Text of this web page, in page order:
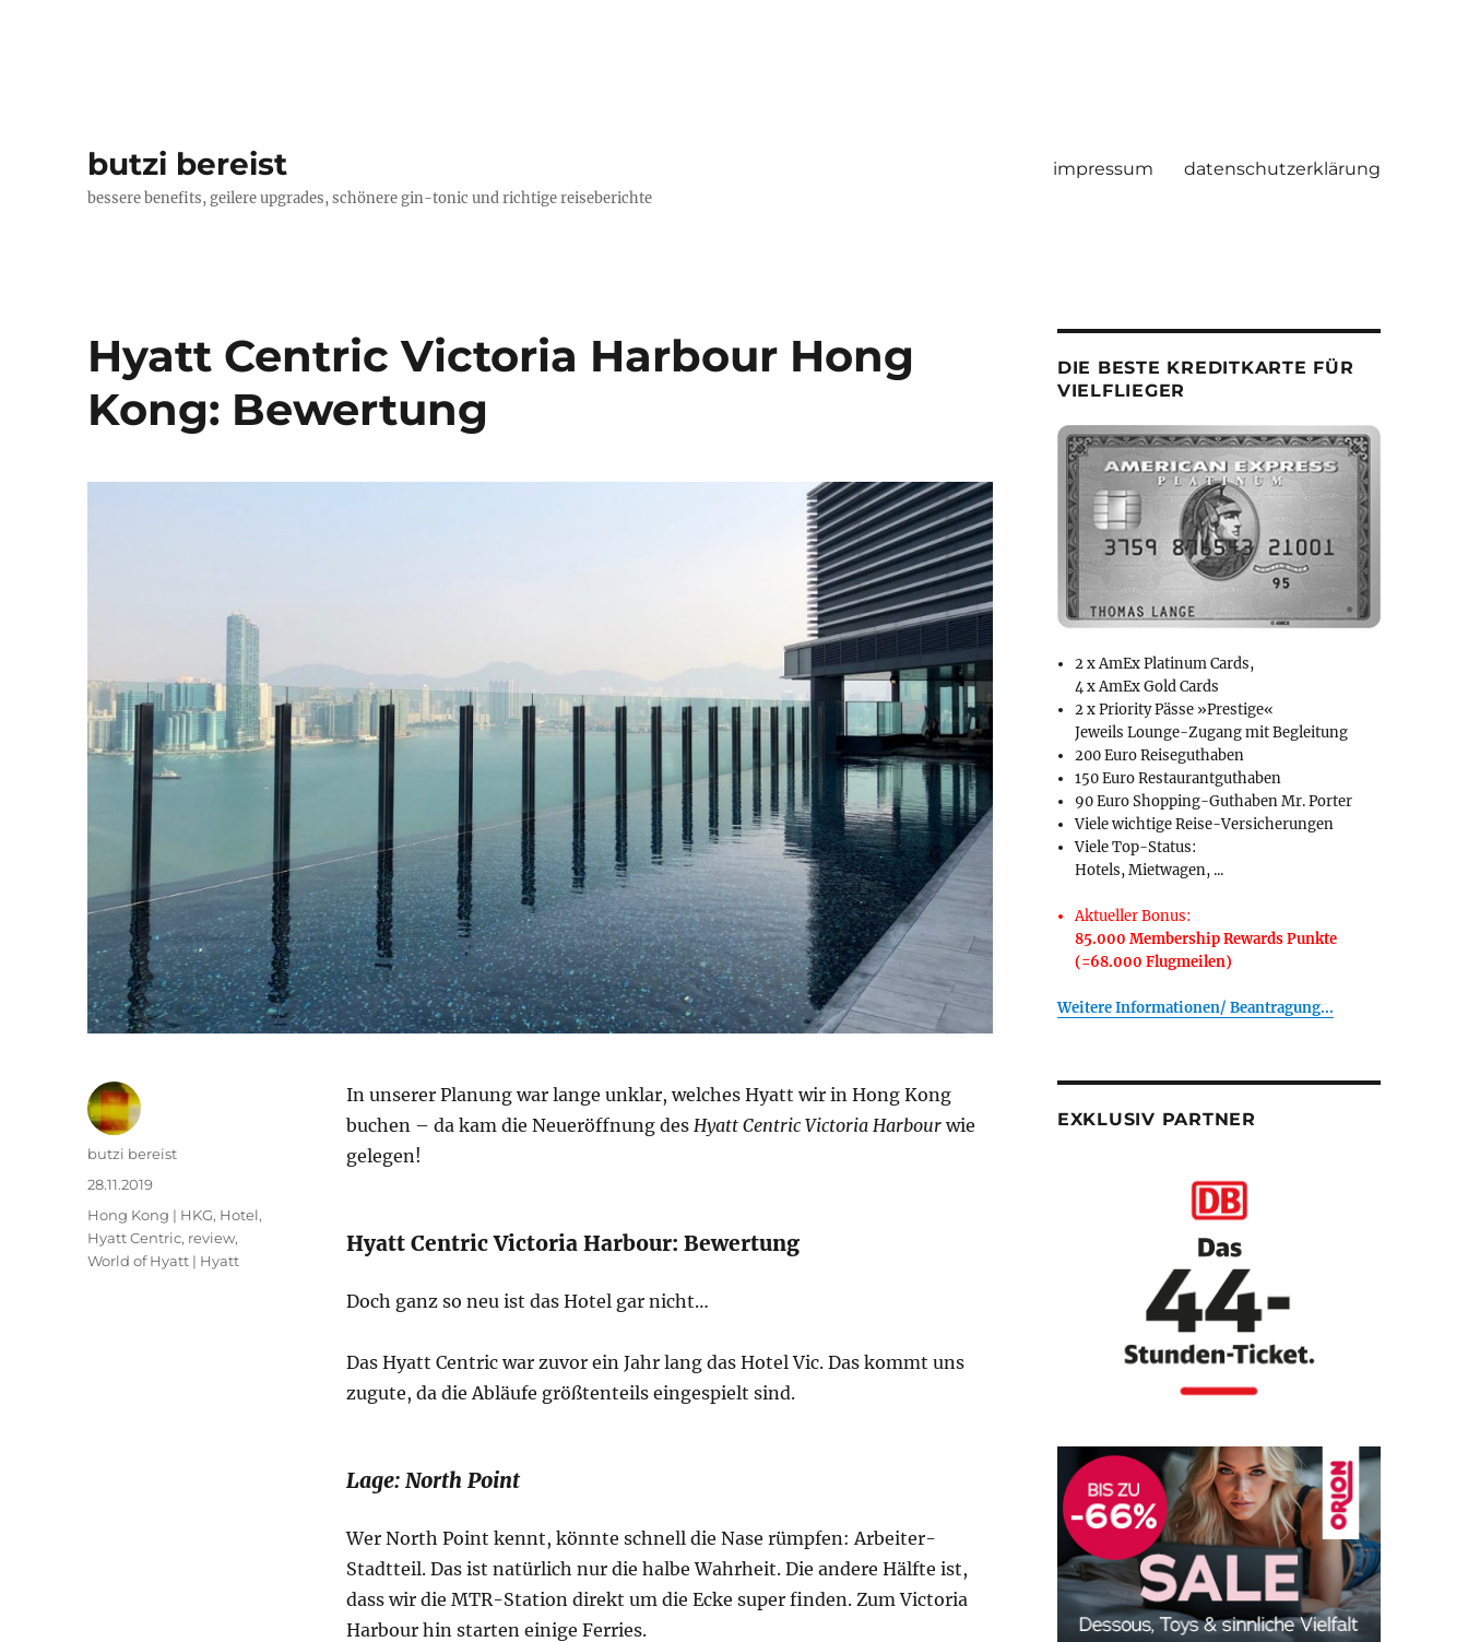
butzi bereist
bessere benefits, geilere upgrades, schönere gin-tonic und richtige reiseberichte
impressum datenschutzerklärung
Hyatt Centric Victoria Harbour Hong
Kong: Bewertung
In unserer Planung war lange unklar, welches Hyatt wir in Hong Kong
buchen – da kam die Neueröffnung des Hyatt Centric Victoria Harbourwie
gelegen!
Hyatt Centric Victoria Harbour: Bewertung
Doch ganz so neu ist das Hotel gar nicht…
Das Hyatt Centric war zuvor ein Jahr lang das Hotel Vic. Das kommt uns
zugute, da die Abläufe größtenteils eingespielt sind.
Lage: North Point
Wer North Point kennt, könnte schnell die Nase rümpfen: Arbeiter-
Stadtteil. Das ist natürlich nur die halbe Wahrheit. Die andere Hälfte ist,
dass wir die MTR-Station direkt um die Ecke super finden. Zum Victoria
Harbour hin starten einige Ferries.
Autor
butzi bereist
Veröffentlicht
28.11.2019
Kategorien
Hong Kong | HKG, Hotel,
Hyatt Centric, review,
World of Hyatt | Hyatt
DIE BESTE KREDITKARTE FÜR
VIELFLIEGER
2 x AmEx Platinum Cards,
4 x AmEx Gold Cards
2 x Priority Pässe »Prestige«
Jeweils Lounge-Zugang mit Begleitung
200 Euro Reiseguthaben
150 Euro Restaurantguthaben
90 Euro Shopping-Guthaben Mr. Porter
Viele wichtige Reise-Versicherungen
Viele Top-Status:
Hotels, Mietwagen, ...
Aktueller Bonus:
85.000 Membership Rewards Punkte
(=68.000 Flugmeilen)
Weitere Informationen/ Beantragung...
EXKLUSIV PARTNER